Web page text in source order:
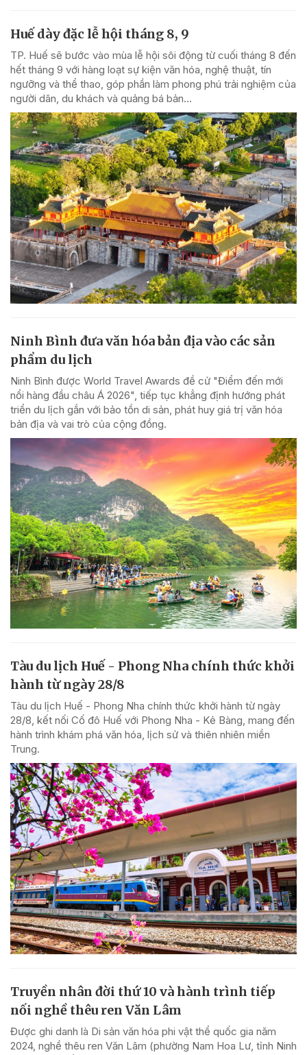
Huế dày đặc lễ hội tháng 8, 9
TP. Huế sẽ bước vào mùa lễ hội sôi động từ cuối tháng 8 đến
hết tháng 9 với hàng loạt sự kiện văn hóa, nghệ thuật, tín
ngưỡng và thể thao, góp phần làm phong phú trải nghiệm của
người dân, du khách và quảng bá bản...
Ninh Bình đưa văn hóa bản địa vào các sản
phẩm du lịch
Ninh Bình được World Travel Awards đề cử "Điểm đến mới
nổi hàng đầu châu Á 2026", tiếp tục khẳng định hướng phát
triển du lịch gắn với bảo tồn di sản, phát huy giá trị văn hóa
bản địa và vai trò của cộng đồng.
Tàu du lịch Huế - Phong Nha chính thức khởi
hành từ ngày 28/8
Tàu du lịch Huế - Phong Nha chính thức khởi hành từ ngày
28/8, kết nối Cố đô Huế với Phong Nha - Kẻ Bàng, mang đến
hành trình khám phá văn hóa, lịch sử và thiên nhiên miền
Trung.
Truyền nhân đời thứ 10 và hành trình tiếp
nối nghề thêu ren Văn Lâm
Được ghi danh là Di sản văn hóa phi vật thể quốc gia năm
2024, nghề thêu ren Văn Lâm (phường Nam Hoa Lư, tỉnh Ninh